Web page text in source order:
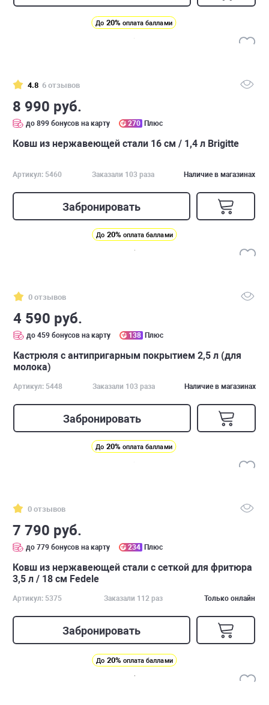
До 20% оплата баллами
4.8 6 отзывов
8 990 руб.
до 899 бонусов на карту 270 Плюс
Ковш из нержавеющей стали 16 см / 1,4 л Brigitte
Артикул: 5460 Заказали 103 раза Наличие в магазинах
Забронировать
До 20% оплата баллами
0 отзывов
4 590 руб.
до 459 бонусов на карту 138 Плюс
Кастрюля с антипригарным покрытием 2,5 л (для
молока)
Артикул: 5448 Заказали 103 раза Наличие в магазинах
Забронировать
До 20% оплата баллами
0 отзывов
7 790 руб.
до 779 бонусов на карту 234 Плюс
Ковш из нержавеющей стали с сеткой для фритюра
3,5 л / 18 см Fedele
Артикул: 5375 Заказали 112 раз Только онлайн
Забронировать
До 20% оплата баллами